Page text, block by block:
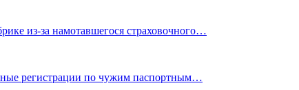
из-за намотавшегося страховочного…
регистрации по чужим паспортным…